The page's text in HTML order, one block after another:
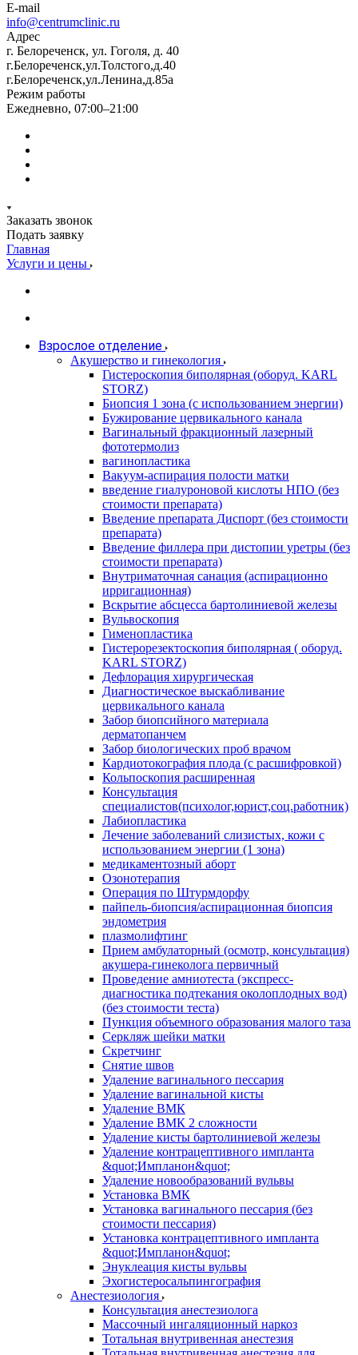
E-mail
info@centrumclinic.ru
Адрес
г. Белореченск, ул. Гоголя, д. 40
г.Белореченск,ул.Толстого,д.40
г.Белореченск,ул.Ленина,д.85а
Режим работы
Ежедневно, 07:00–21:00
Заказать звонок
Подать заявку
Главная
Услуги и цены
Взрослое отделение
Акушерство и гинекология
Гистероскопия биполярная (оборуд. KARL
STORZ)
Биопсия 1 зона (с использованием энергии)
Бужирование цервикального канала
Вагинальный фракционный лазерный
фототермолиз
вагинопластика
Вакуум-аспирация полости матки
введение гиалуроновой кислоты НПО (без
стоимости препарата)
Введение препарата Диспорт (без стоимости
препарата)
Введение филлера при дистопии уретры (без
стоимости препарата)
Внутриматочная санация (аспирационно
ирригационная)
Вскрытие абсцесса бартолиниевой железы
Вульвоскопия
Гименопластика
Гистерорезектоскопия биполярная ( оборуд.
KARL STORZ)
Дефлорация хирургическая
Диагностическое выскабливание
цервикального канала
Забор биопсийного материала
дерматопанчем
Забор биологических проб врачом
Кардиотокография плода (с расшифровкой)
Кольпоскопия расширенная
Консультация
специалистов(психолог,юрист,соц.работник)
Лабиопластика
Лечение заболеваний слизистых, кожи с
использованием энергии (1 зона)
медикаментозный аборт
Озонотерапия
Операция по Штурмдорфу
пайпель-биопсия/аспирационная биопсия
эндометрия
плазмолифтинг
Прием амбулаторный (осмотр, консультация)
акушера-гинеколога первичный
Проведение амниотеста (экспресс-
диагностика подтекания околоплодных вод)
(без стоимости теста)
Пункция объемного образования малого таза
Серкляж шейки матки
Скретчинг
Снятие швов
Удаление вагинального пессария
Удаление вагинальной кисты
Удаление ВМК
Удаление ВМК 2 сложности
Удаление кисты бартолиниевой железы
Удаление контрацептивного импланта
&quot;Импланон&quot;
Удаление новообразований вульвы
Установка ВМК
Установка вагинального пессария (без
стоимости пессария)
Установка контрацептивного импланта
&quot;Импланон&quot;
Энуклеация кисты вульвы
Эхогистеросальпингография
Анестезиология
Консультация анестезиолога
Массочный ингаляционный наркоз
Тотальная внутривенная анестезия